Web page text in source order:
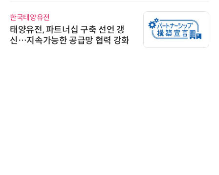
한국태양유전
태양유전, 파트너십 구축 선언 갱
신…지속가능한 공급망 협력 강화